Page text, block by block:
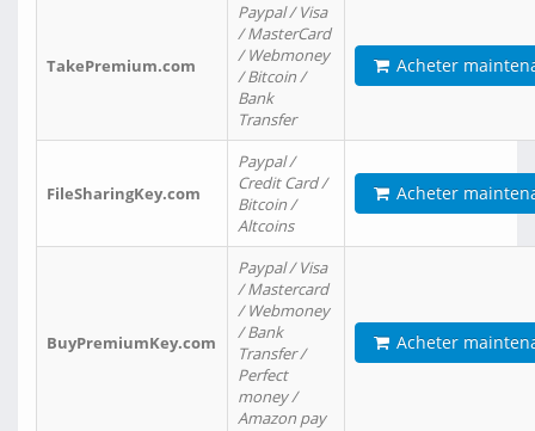
TakePremium.com
Paypal / Visa
/ MasterCard
/ Webmoney
/ Bitcoin /
Bank
Transfer
Acheter
FileSharingKey.com
Paypal /
Credit Card /
Bitcoin /
Altcoins
Acheter
BuyPremiumKey.com
Paypal / Visa
/ Mastercard
/ Webmoney
/ Bank
Transfer /
Perfect
money /
Amazon pay
Acheter